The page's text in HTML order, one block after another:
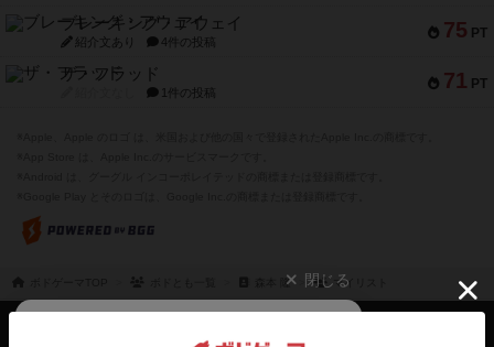
75 PT
ブレーキング・アウェイ
紹介文あり 4件の投稿
71 PT
ザ・フラッド
1件の投稿
森本 隆 マイリスト
閉じる
ボードゲームのプレイ履歴を記録し